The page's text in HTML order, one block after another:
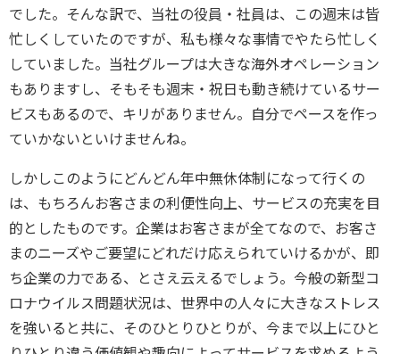
でした。 そんな訳で、当社の役員・社員は、 この週末は皆
忙しくしていたのですが、 私も様々な事情でやたら忙しく
していました。 当社グループは大きな海外オペレーション
もありますし、 そもそも週末・祝日も動き続けているサー
ビスもあるので、 キリがありません。 自分でペースを作っ
ていかないといけませんね。
しかしこのようにどんどん年中無休体制になって行くの
は、 もちろんお客さまの利便性向上、 サービスの充実を目
的としたものです。 企業はお客さまが全てなので、 お客さ
まのニーズやご要望にどれだけ応えられていけるかが、 即
ち企業の力である、とさえ云えるでしょう。 今般の新型コ
ロナウイルス問題状況は、 世界中の人々に大きなストレス
を強いると共に、 そのひとりひとりが、 今まで以上にひと